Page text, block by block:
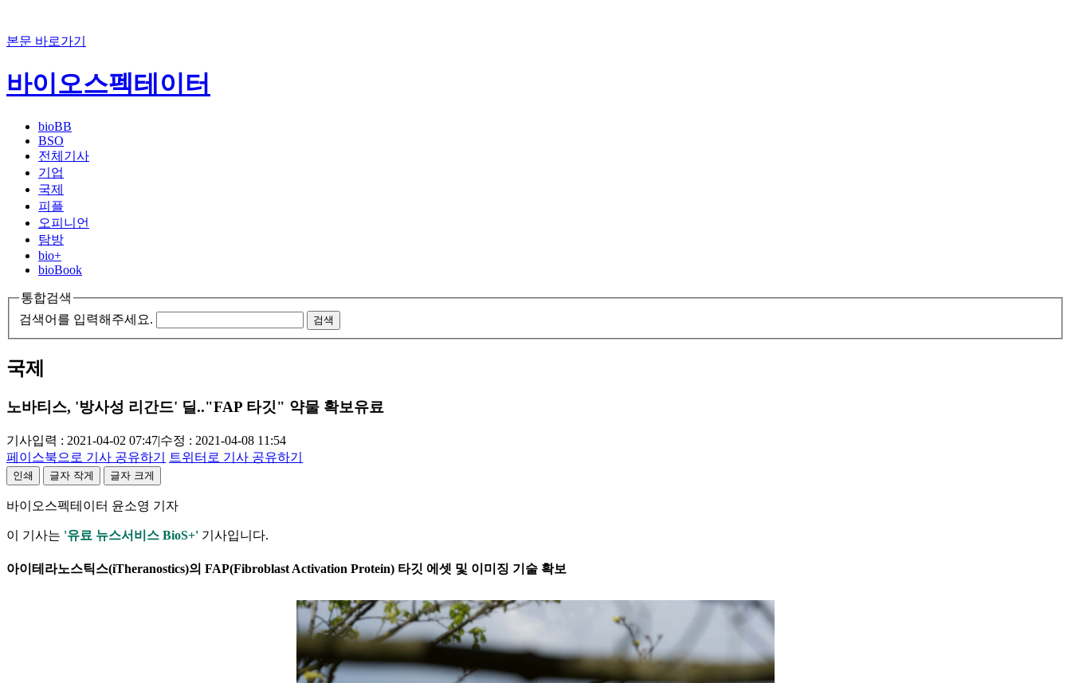
본문 바로가기
바이오스펙테이터
bioBB
BSO
전체기사
기업
국제
피플
오피니언
탐방
bio+
bioBook
통합검색
검색어를 입력해주세요.
검색
국제
노바티스, '방사성 리간드' 딜.."FAP 타깃" 약물 확보유료
기사입력 : 2021-04-02 07:47|수정 : 2021-04-08 11:54
페이스북으로 기사 공유하기
트위터로 기사 공유하기
인쇄 글자 작게 글자 크게
바이오스펙테이터 윤소영 기자
이 기사는 '유료 뉴스서비스 BioS+' 기사입니다.
아이테라노스틱스(iTheranostics)의 FAP(Fibroblast Activation Protein) 타깃 에셋 및 이미징 기술 확보